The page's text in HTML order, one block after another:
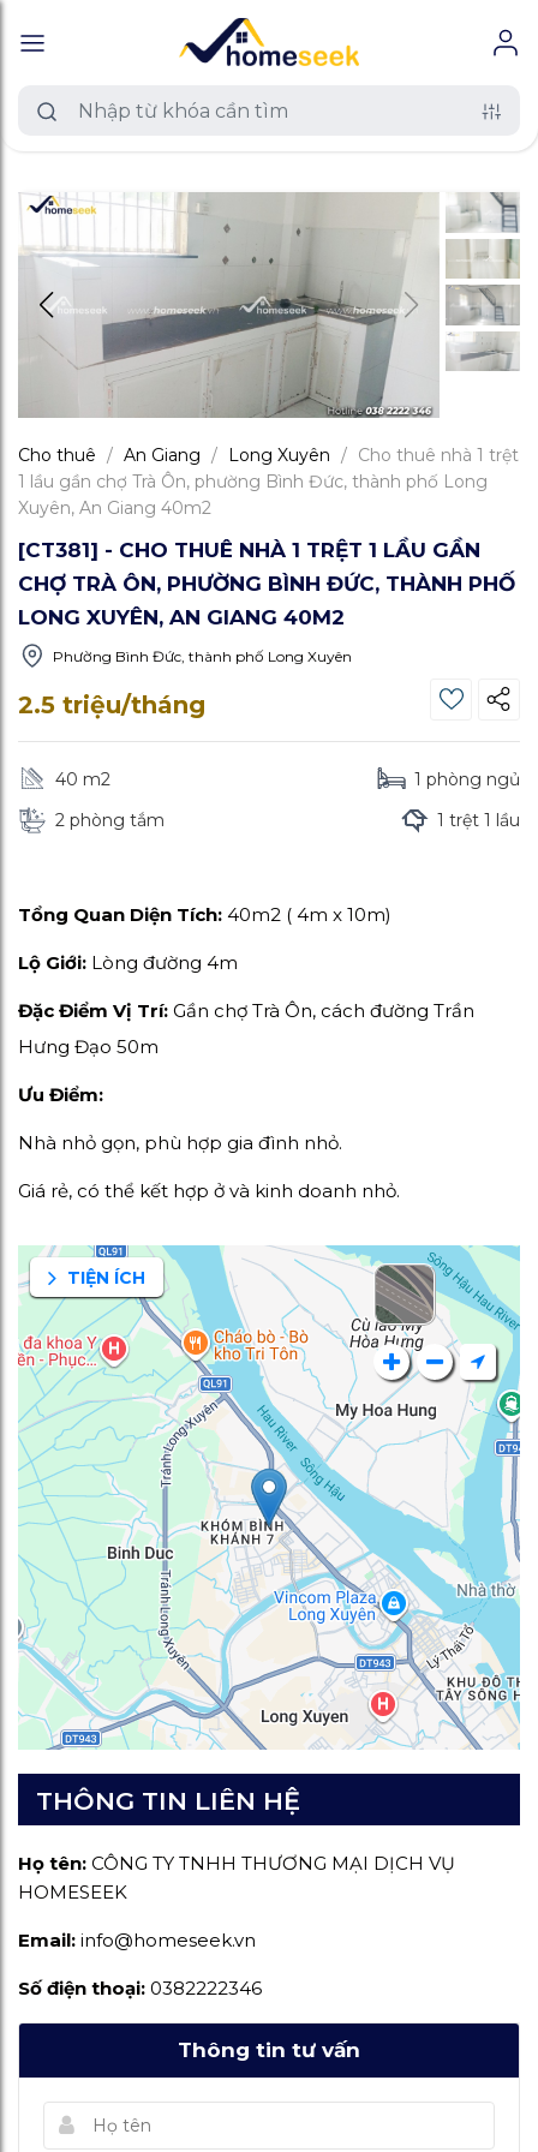
Cho thuê / An Giang / Long Xuyên / Cho thuê nhà 1 trệt
1 lầu gần chợ Trà Ôn, phường Bình Đức, thành phố Long
Xuyên, An Giang 40m2
[CT381] - CHO THUÊ NHÀ 1 TRỆT 1 LẦU GẦN
CHỢ TRÀ ÔN, PHƯỜNG BÌNH ĐỨC, THÀNH PHỐ
LONG XUYÊN, AN GIANG 40M2
Phường Bình Đức, thành phố Long Xuyên
2.5 triệu/tháng
40 m2
1 phòng ngủ
2 phòng tắm
1 trệt 1 lầu
Tổng Quan Diện Tích: 40m2 ( 4m x 10m)
Lộ Giới: Lòng đường 4m
Đặc Điểm Vị Trí: Gần chợ Trà Ôn, cách đường Trần
Hưng Đạo 50m
Ưu Điểm:
Nhà nhỏ gọn, phù hợp gia đình nhỏ.
Giá rẻ, có thể kết hợp ở và kinh doanh nhỏ.
TIỆN ÍCH
THÔNG TIN LIÊN HỆ
Họ tên: CÔNG TY TNHH THƯƠNG MẠI DỊCH VỤ
HOMESEEK
Email: info@homeseek.vn
Số điện thoại: 0382222346
Thông tin tư vấn